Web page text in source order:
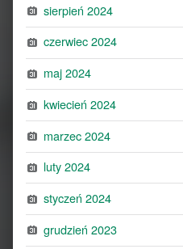
sierpień 2024
czerwiec 2024
maj 2024
kwiecień 2024
marzec 2024
luty 2024
styczeń 2024
grudzień 2023